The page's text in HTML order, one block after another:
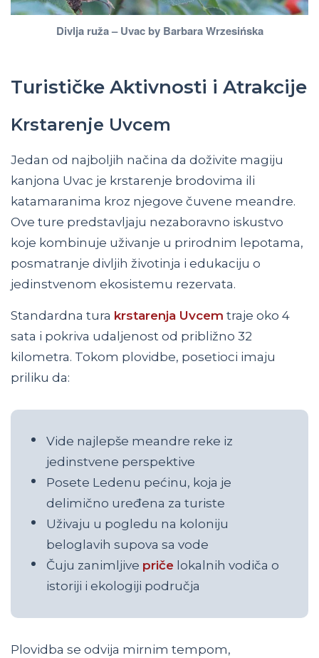
Divlja ruža – Uvac by Barbara Wrzesińska
Turističke Aktivnosti i Atrakcije
Krstarenje Uvcem
Jedan od najboljih načina da doživite magiju
kanjona Uvac je krstarenje brodovima ili
katamaranima kroz njegove čuvene meandre.
Ove ture predstavljaju nezaboravno iskustvo
koje kombinuje uživanje u prirodnim lepotama,
posmatranje divljih životinja i edukaciju o
jedinstvenom ekosistemu rezervata.
Standardna tura krstarenja Uvcem traje oko 4
sata i pokriva udaljenost od približno 32
kilometra. Tokom plovidbe, posetioci imaju
priliku da:
Vide najlepše meandre reke iz
jedinstvene perspektive
Posete Ledenu pećinu, koja je
delimično uređena za turiste
Uživaju u pogledu na koloniju
beloglavih supova sa vode
Čuju zanimljive priče lokalnih vodiča o
istoriji i ekologiji područja
Plovidba se odvija mirnim tempom,